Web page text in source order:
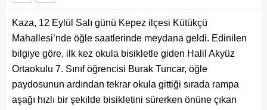
Kaza, 12 Eylül Salı günü Kepez ilçesi Kütükçü
Mahallesi’nde öğle saatlerinde meydana geldi. Edinilen
bilgiye göre, ilk kez okula bisikletle giden Halil Akyüz
Ortaokulu 7. Sınıf öğrencisi Burak Tuncar, öğle
paydosunun ardından tekrar okula gittiği sırada rampa
aşağı hızlı bir şekilde bisikletini sürerken önüne çıkan